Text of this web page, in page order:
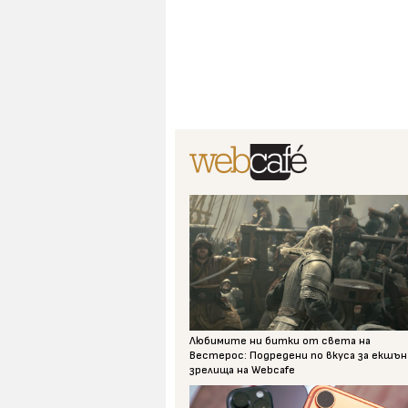
Любимите ни битки от света на
Вестерос: Подредени по вкуса за екшън
зрелища на Webcafe